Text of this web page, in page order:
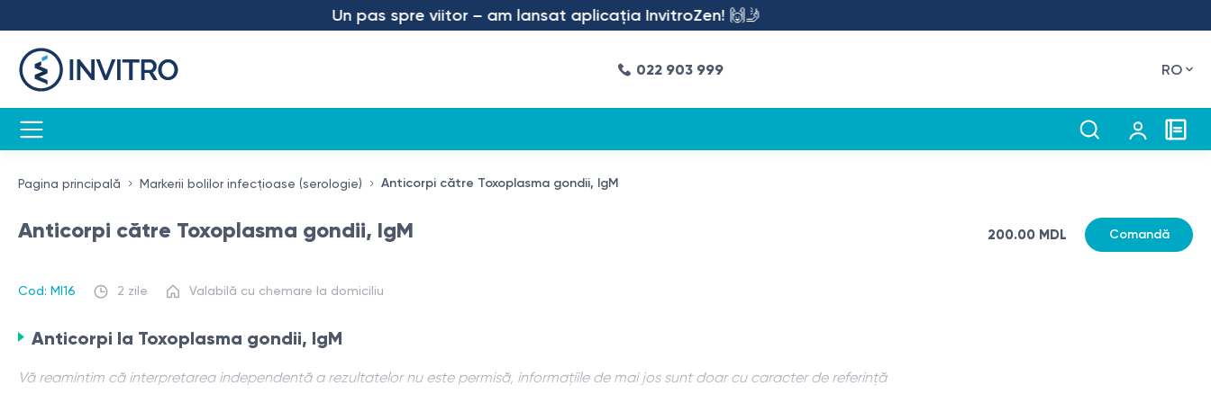
Un pas spre viitor – am lansat aplicația InvitroZen! 🙌🤳
022 903 999 RO
Pagina principală Markerii bolilor infecțioase (serologie) Anticorpi către Toxoplasma gondii, IgM
Anticorpi către Toxoplasma gondii, IgM
Cod: MI16 2 zile Valabilă cu chemare la domiciliu
200.00 MDL Comandă
Anticorpi la Toxoplasma gondii, IgM
Vă reamintim că interpretarea independentă a rezultatelor nu este permisă, informațiile de mai jos sunt doar cu caracter de referință